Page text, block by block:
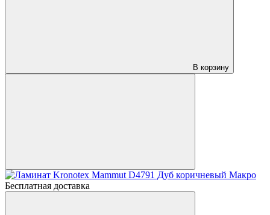
В корзину
Бесплатная доставка